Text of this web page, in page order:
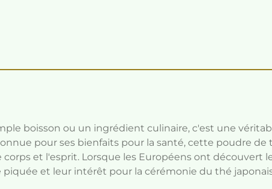
boisson ou un ingrédient culinaire, c'est une
pour ses bienfaits pour la santé, cette poudre de
et l'esprit. Lorsque les Européens ont découvert
et leur intérêt pour la cérémonie du thé